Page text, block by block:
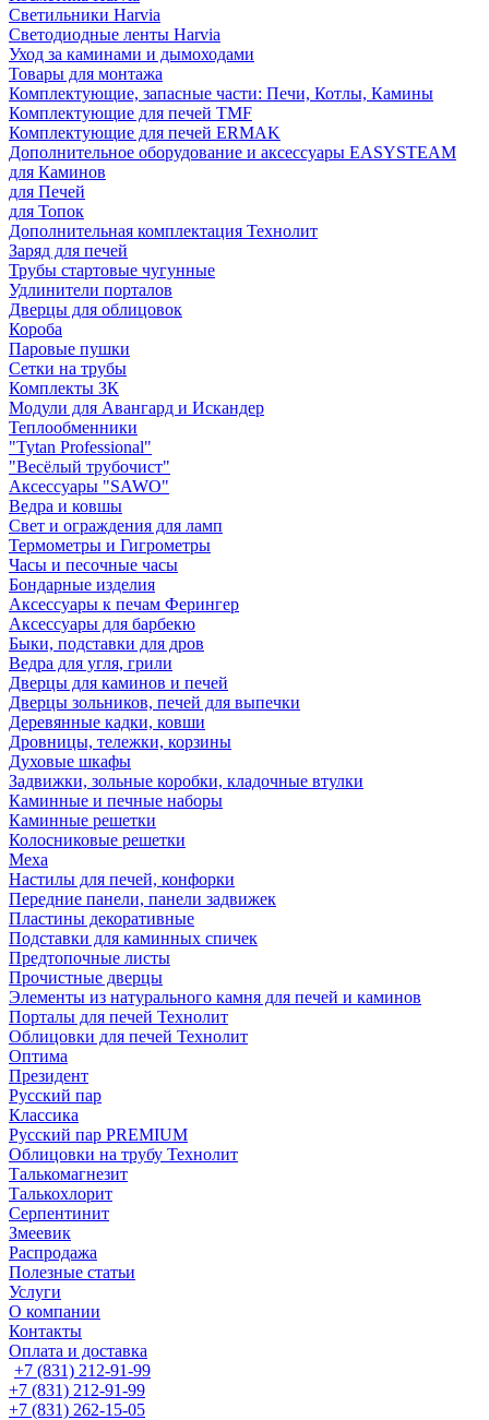
Светильники Harvia
Светодиодные ленты Harvia
Уход за каминами и дымоходами
Товары для монтажа
Комплектующие, запасные части: Печи, Котлы, Камины
Комплектующие для печей TMF
Комплектующие для печей ERMAK
Дополнительное оборудование и аксессуары EASYSTEAM
для Каминов
для Печей
для Топок
Дополнительная комплектация Технолит
Заряд для печей
Трубы стартовые чугунные
Удлинители порталов
Дверцы для облицовок
Короба
Паровые пушки
Сетки на трубы
Комплекты ЗК
Модули для Авангард и Искандер
Теплообменники
"Tytan Professional"
"Весёлый трубочист"
Аксессуары "SAWO"
Ведра и ковшы
Свет и ограждения для ламп
Термометры и Гигрометры
Часы и песочные часы
Бондарные изделия
Аксессуары к печам Ферингер
Аксессуары для барбекю
Быки, подставки для дров
Ведра для угля, грили
Дверцы для каминов и печей
Дверцы зольников, печей для выпечки
Деревянные кадки, ковши
Дровницы, тележки, корзины
Духовые шкафы
Задвижки, зольные коробки, кладочные втулки
Каминные и печные наборы
Каминные решетки
Колосниковые решетки
Меха
Настилы для печей, конфорки
Передние панели, панели задвижек
Пластины декоративные
Подставки для каминных спичек
Предтопочные листы
Прочистные дверцы
Элементы из натурального камня для печей и каминов
Порталы для печей Технолит
Облицовки для печей Технолит
Оптима
Президент
Русский пар
Классика
Русский пар PREMIUM
Облицовки на трубу Технолит
Талькомагнезит
Талькохлорит
Серпентинит
Змеевик
Распродажа
Полезные статьи
Услуги
О компании
Контакты
Оплата и доставка
+7 (831) 212-91-99
+7 (831) 212-91-99
+7 (831) 262-15-05